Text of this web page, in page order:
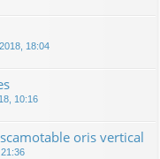
18:04
10:16
oris vertical